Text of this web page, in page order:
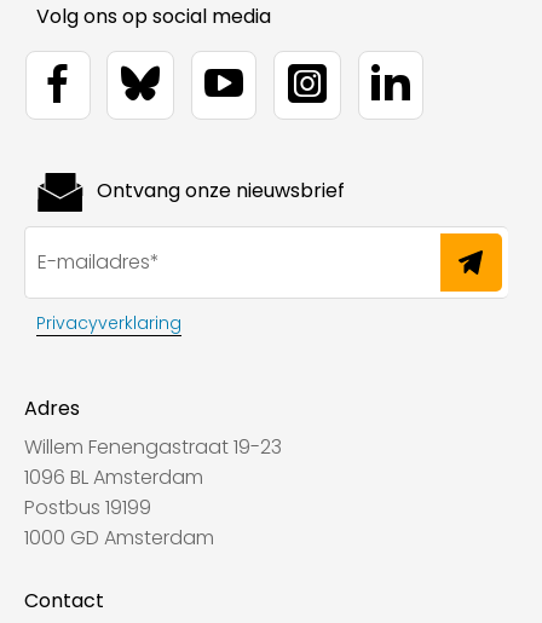
Volg ons op social media
Adres
Willem Fenengastraat 19-23
1096 BL Amsterdam
Postbus 19199
1000 GD Amsterdam
Contact
Ontvang onze nieuwsbrief
Privacyverklaring